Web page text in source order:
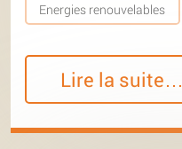
Energies renouvelables
Lire la suite…